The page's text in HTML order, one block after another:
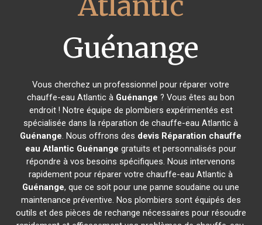
Guénange
Vous cherchez un professionnel pour réparer votre
chauffe-eau Atlantic à Guénange ? Vous êtes au bon
endroit ! Notre équipe de plombiers expérimentés est
spécialisée dans la réparation de chauffe-eau Atlantic à
Guénange. Nous offrons des devis Réparation chauffe
eau Atlantic Guénange gratuits et personnalisés pour
répondre à vos besoins spécifiques. Nous intervenons
rapidement pour réparer votre chauffe-eau Atlantic à
Guénange, que ce soit pour une panne soudaine ou une
maintenance préventive. Nos plombiers sont équipés des
outils et des pièces de rechange nécessaires pour résoudre